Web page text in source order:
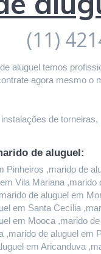
(11)
aluguel temos
agora mesmo o
de
de aluguel:
Pinheiros ,marido de
Vila Mariana
de aluguel em
em Santa Cecília
em Mooca ,marido
de aluguel
em Aricanduva